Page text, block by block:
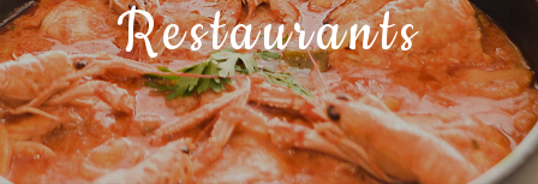
Restaurants